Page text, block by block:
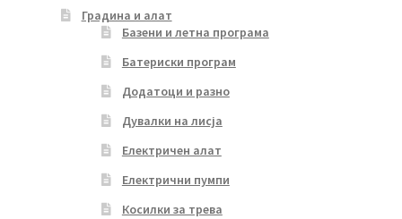
Градина и алат
Базени и летна програма
Батериски програм
Додатоци и разно
Дувалки на лисја
Електричен алат
Електрични пумпи
Косилки за трева